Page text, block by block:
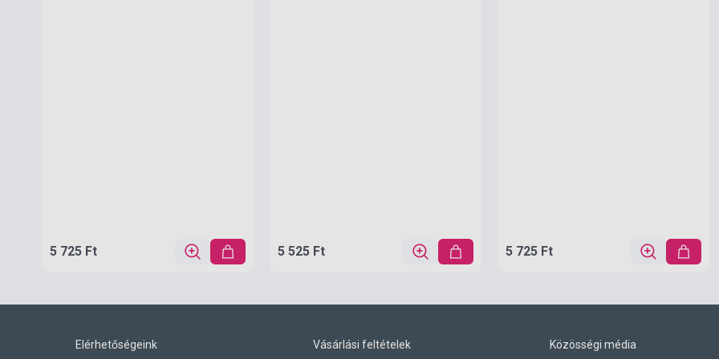
5 725 Ft 5 525 Ft 5 725 Ft
Elérhetőségeink Vásárlási feltételek
Közösségi média